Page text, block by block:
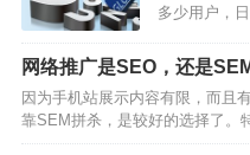
多少用户，
大的关系，
量，产品本
网络推广是SEO，还是
因为手机站展示内容有限，而且
靠SEM拼杀，是较好的选择了。
的，用手机站找APP的用户更多